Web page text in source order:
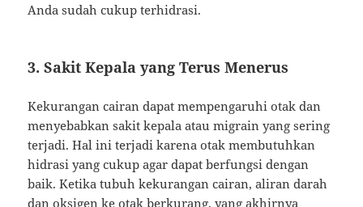
Anda sudah cukup terhidrasi.
3. Sakit Kepala yang Terus Menerus
Kekurangan cairan dapat mempengaruhi otak dan
menyebabkan sakit kepala atau migrain yang sering
terjadi. Hal ini terjadi karena otak membutuhkan
hidrasi yang cukup agar dapat berfungsi dengan
baik. Ketika tubuh kekurangan cairan, aliran darah
dan oksigen ke otak berkurang, yang akhirnya